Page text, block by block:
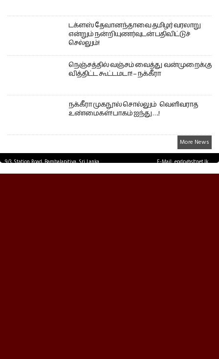
டக்ளஸ் தேவானந்தாவை தமிழர் வரலாறு
என்றும் நன்றியுணர்வுடன் பதிவிட்டுச்
செல்லும்!
நெஞ்சத்தில் வஞ்சம் வைத்து வன்முறைக்கு
வித்திட்ட கூட்டமடா! – நக்கீரா
நக்கீரா முகநூல் சொல்லும் வெளிவராத
உண்மைகள்! பாகம் ஐந்து ….!
More News
9/3, Station Road, Bambalapitiya, Sri Lanka.
E-Mail: epdp@sltnet.lk